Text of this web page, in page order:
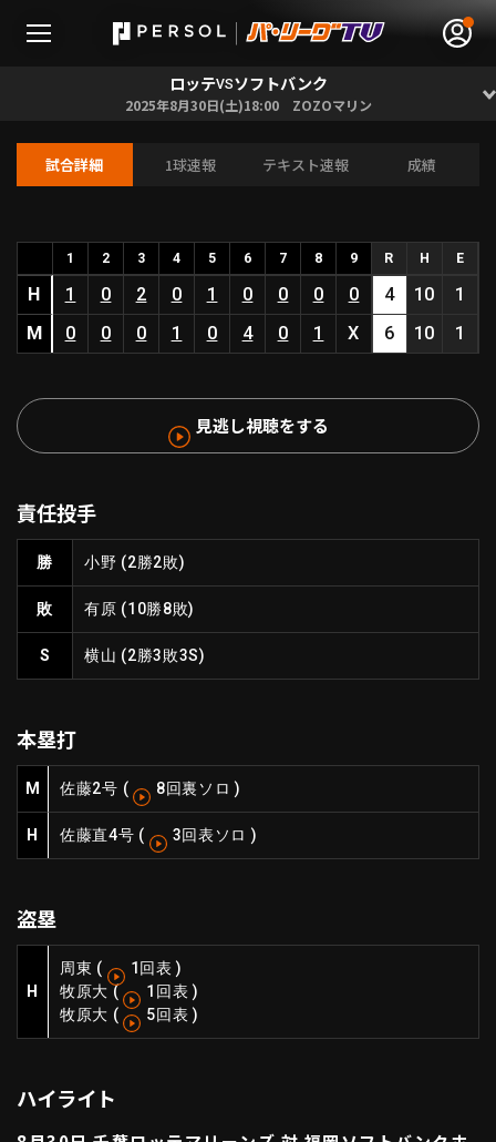
HOME
動画
ファーム東地区
ファーム中地区
ファーム西地区
交流戦
北海道日本ハムファイターズ
東北楽天ゴールデンイーグルス
埼玉西武ライオンズ
千葉ロッテマリーンズ
オリックス・バファローズ
ニュース
設定
利用規約
ロッテVSソフトバンク
2025年8月30日(土)18:00 ZOZOマリン
試合詳細 1球速報 テキスト速報 成績
1 2 3 4 5 6 7 8 9 R H E
H 1 0 2 0 1 0 0 0 0 4 10
1
M
0 0 0 1 0 4 0 1 X 6 10 1
見逃し視聴をする
責任投手
勝 小野 (2勝2敗)
敗 有原 (10勝8敗)
S 横山 (2勝3敗3S)
本塁打
M 佐藤2号 ( 8回裏ソロ )
H 佐藤直4号 ( 3回表ソロ )
盗塁
H
周東 ( 1回表 )
牧原大 ( 1回表 )
牧原大 ( 5回表 )
ハイライト